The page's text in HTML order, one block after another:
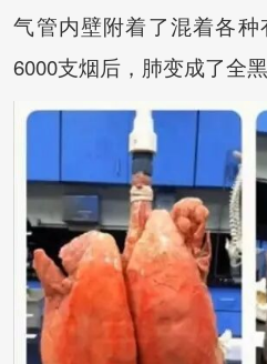
气管内壁附着了混着各种
6000支烟后，肺变成了全